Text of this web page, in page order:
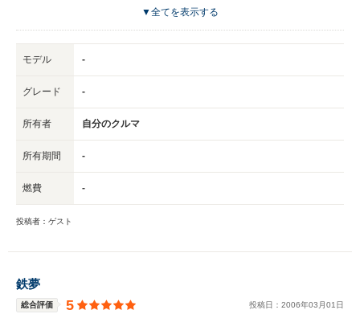
なく解体屋さんに出そうと思います。…最後の記念写真をこちらに載せても
▼全てを表示する
モデル -
グレード -
所有者 自分のクルマ
所有期間 -
燃費 -
投稿者：ゲスト
鉄夢
総合評価 5 投稿日： 2006年03 月01 日